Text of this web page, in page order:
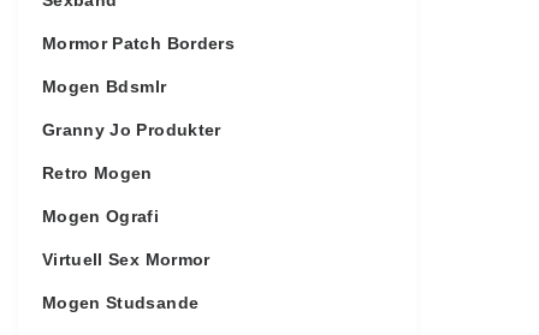
Mormor Patch Borders
Mogen Bdsmlr
Granny Jo Produkter
Retro Mogen
Mogen Ografi
Virtuell Sex Mormor
Mogen Studsande